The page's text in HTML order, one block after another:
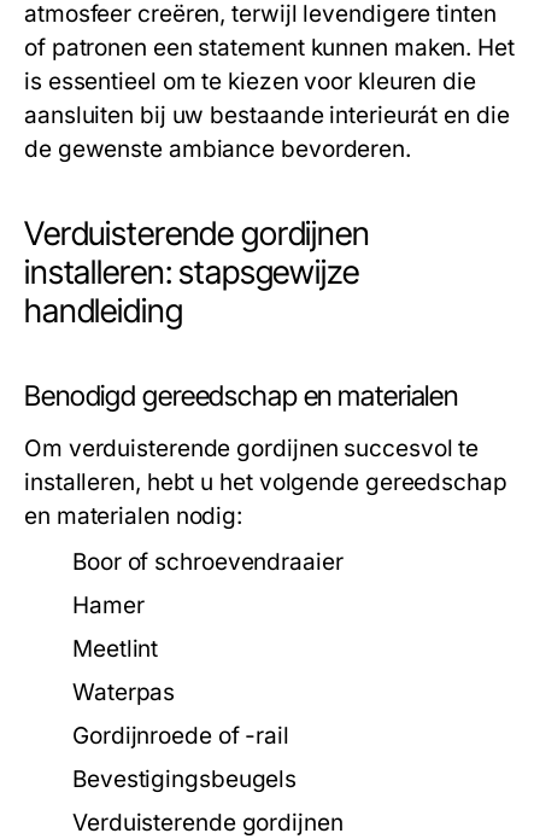
atmosfeer creëren, terwijl levendigere tinten
of patronen een statement kunnen maken. Het
is essentieel om te kiezen voor kleuren die
aansluiten bij uw bestaande interieurát en die
de gewenste ambiance bevorderen.
Verduisterende gordijnen
installeren: stapsgewijze
handleiding
Benodigd gereedschap en materialen
Om verduisterende gordijnen succesvol te
installeren, hebt u het volgende gereedschap
en materialen nodig:
Boor of schroevendraaier
Hamer
Meetlint
Waterpas
Gordijnroede of -rail
Bevestigingsbeugels
Verduisterende gordijnen